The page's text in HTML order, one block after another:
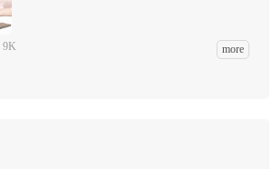
9K more